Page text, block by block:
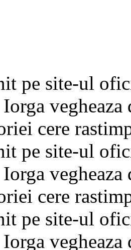
pe site-ul
cere
pe site-ul
cere
pe site-ul